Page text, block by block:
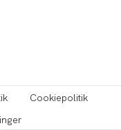
Cookiepolitik